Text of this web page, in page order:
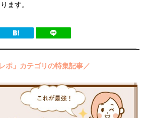
ます。
ポ」カテゴリの特集記事／